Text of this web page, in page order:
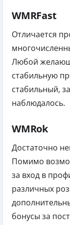
WMRFast
Отличается
Любой
стабильную
стабильный,
наблюдалось.
WMRok
Достаточно
Помимо
за вход в
различных
бонусы за